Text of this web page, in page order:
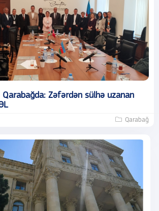
Qarabağda: Zəfərdən sülhə uzanan
Qarabağ